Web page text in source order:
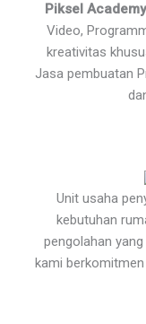
Piksel
Video,
kreativitas
Jasa pembuatan
Unit usaha
kebutuhan
pengolahan
kami